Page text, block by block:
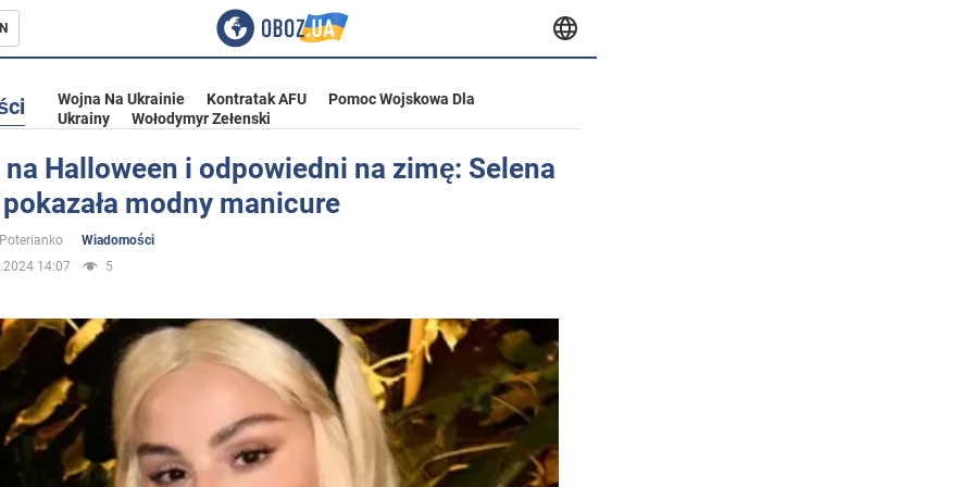
Ukrainie
Wojna Na Ukrainie Kontratak AFU
Pomoc Wojskowa Dla
Ukrainy
Wołodymyr Zełenski
Halloween i odpowiedni na zimę: Selena
modny manicure
Wiadomości
14:07
5